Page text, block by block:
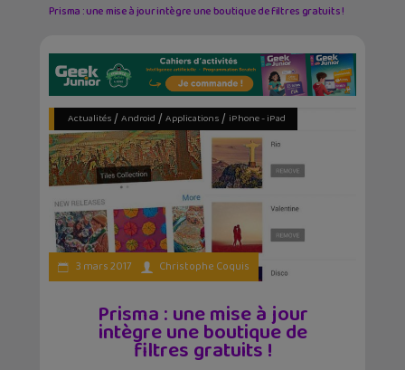
Prisma : une mise à jour intègre une boutique de filtres gratuits !
Actualités/ Android / Applications/ iPhone - iPad
3 mars 2017 Christophe Coquis
Prisma : une mise à jour
intègre une boutique de
filtres gratuits !